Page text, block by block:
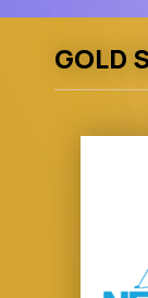
GOLD